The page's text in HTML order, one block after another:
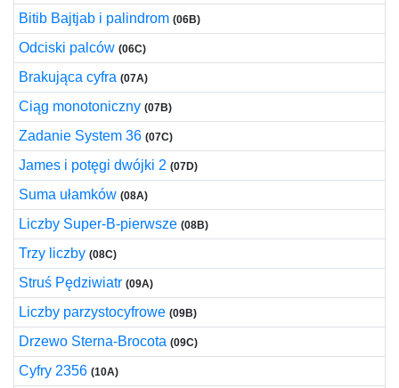
Bitib Bajtjab i palindrom (06B)
Odciski palców (06C)
Brakująca cyfra (07A)
Ciąg monotoniczny (07B)
Zadanie System 36 (07C)
James i potęgi dwójki 2 (07D)
Suma ułamków (08A)
Liczby Super-B-pierwsze (08B)
Trzy liczby (08C)
Struś Pędziwiatr (09A)
Liczby parzystocyfrowe (09B)
Drzewo Sterna-Brocota (09C)
Cyfry 2356 (10A)